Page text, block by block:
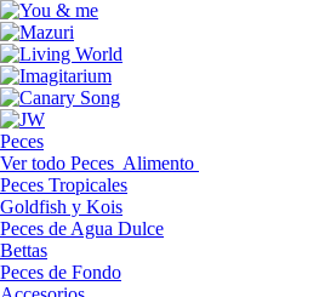
Peces
Ver todo Peces Alimento
Peces Tropicales
Goldfish y Kois
Peces de Agua Dulce
Bettas
Peces de Fondo